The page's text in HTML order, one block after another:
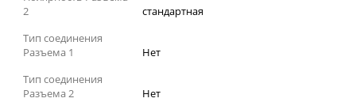
2
стандартная
Тип соединения
Разъема 1
Нет
Тип соединения
Разъема 2
Нет